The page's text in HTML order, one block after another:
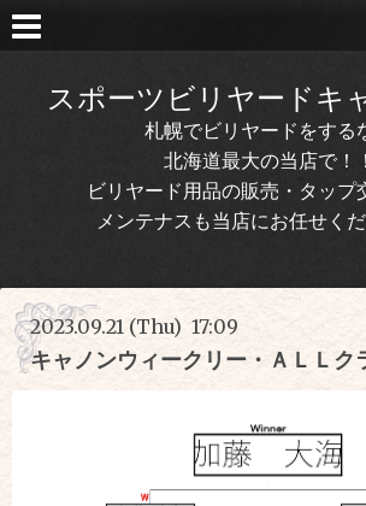
スポーツビリヤードキ
札幌でビリヤードをする
北海道最大の当店で！！
ビリヤード用品の販売・タップ
メンテナスも当店にお任せくだ
2023.09.21 (Thu) 17:09
キャノンウィークリー・ＡＬＬク